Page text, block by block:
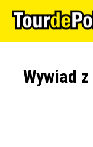
Wywiad